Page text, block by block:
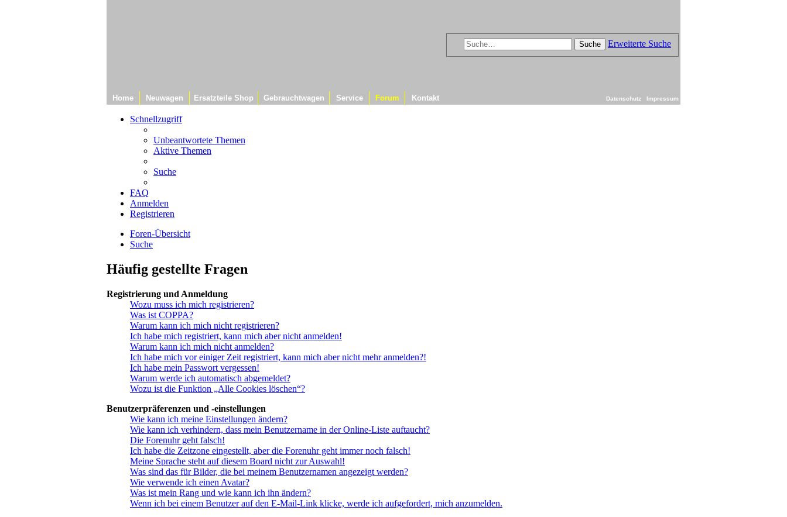
Suche Erweiterte Suche
Home Neuwagen Ersatzteile Shop Gebrauchtwagen Service Forum Kontakt Datenschutz Impressum
Schnellzugriff
Unbeantwortete Themen
Aktive Themen
Suche
FAQ
Anmelden
Registrieren
Foren-Übersicht
Suche
Häufig gestellte Fragen
Registrierung und Anmeldung
Wozu muss ich mich registrieren?
Was ist COPPA?
Warum kann ich mich nicht registrieren?
Ich habe mich registriert, kann mich aber nicht anmelden!
Warum kann ich mich nicht anmelden?
Ich habe mich vor einiger Zeit registriert, kann mich aber nicht mehr anmelden?!
Ich habe mein Passwort vergessen!
Warum werde ich automatisch abgemeldet?
Wozu ist die Funktion „Alle Cookies löschen“?
Benutzerpräferenzen und -einstellungen
Wie kann ich meine Einstellungen ändern?
Wie kann ich verhindern, dass mein Benutzername in der Online-Liste auftaucht?
Die Forenuhr geht falsch!
Ich habe die Zeitzone eingestellt, aber die Forenuhr geht immer noch falsch!
Meine Sprache steht auf diesem Board nicht zur Auswahl!
Was sind das für Bilder, die bei meinem Benutzernamen angezeigt werden?
Wie verwende ich einen Avatar?
Was ist mein Rang und wie kann ich ihn ändern?
Wenn ich bei einem Benutzer auf den E-Mail-Link klicke, werde ich aufgefordert, mich anzumelden.